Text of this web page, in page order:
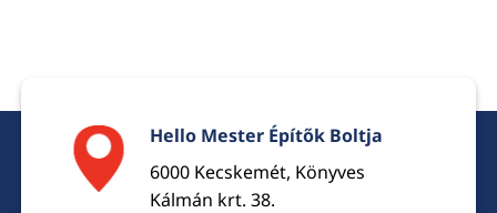
Hello Mester Építők Boltja
6000 Kecskemét, Könyves
Kálmán krt. 38.